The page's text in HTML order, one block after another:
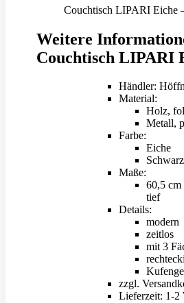
Couchtisch LIPARI Eiche
Weitere
Couchtisch LIPARI
Händler:
Material:
Holz,
Metall,
Farbe:
Eiche
Schwarz
Maße:
60,5
tief
Details:
modern
zeitlos
mit 3
zzgl.
Lieferzeit: 1-2